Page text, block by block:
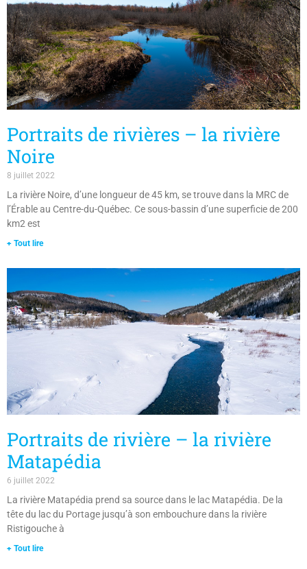
Portraits de rivières – la rivière
Noire
La rivière Noire, d’une longueur de 45 km, se trouve dans la MRC de
l’Érable au Centre-du-Québec. Ce sous-bassin d’une superficie de 200
km2 est
Portraits de rivière – la rivière
Matapédia
6 juillet 2022
La rivière Matapédia prend sa source dans le lac Matapédia. De la
tête du lac du Portage jusqu’à son embouchure dans la rivière
Ristigouche à